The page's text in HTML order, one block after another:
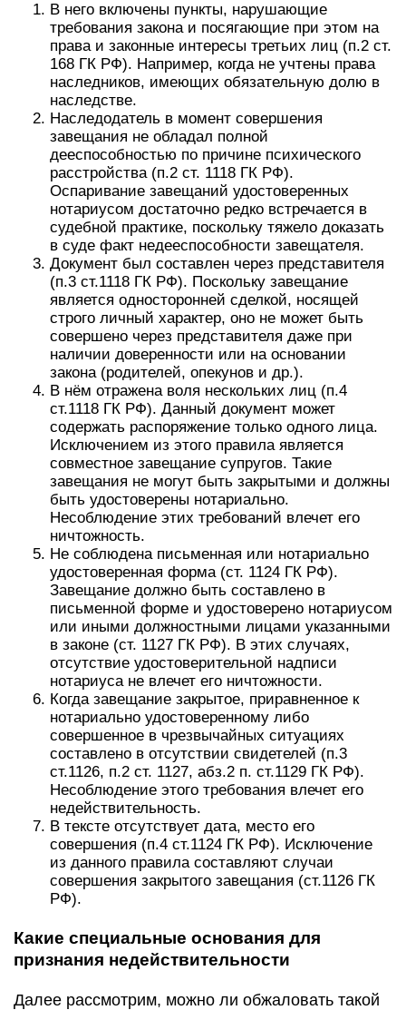
В него включены пункты, нарушающие
требования закона и посягающие при этом на
права и законные интересы третьих лиц (п.2 ст.
168 ГК РФ). Например, когда не учтены права
наследников, имеющих обязательную долю в
наследстве.
Наследодатель в момент совершения
завещания не обладал полной
дееспособностью по причине психического
расстройства (п.2 ст. 1118 ГК РФ).
Оспаривание завещаний удостоверенных
нотариусом достаточно редко встречается в
судебной практике, поскольку тяжело доказать
в суде факт недееспособности завещателя.
Документ был составлен через представителя
(п.3 ст.1118 ГК РФ). Поскольку завещание
является односторонней сделкой, носящей
строго личный характер, оно не может быть
совершено через представителя даже при
наличии доверенности или на основании
закона (родителей, опекунов и др.).
В нём отражена воля нескольких лиц (п.4
ст.1118 ГК РФ). Данный документ может
содержать распоряжение только одного лица.
Исключением из этого правила является
совместное завещание супругов. Такие
завещания не могут быть закрытыми и должны
быть удостоверены нотариально.
Несоблюдение этих требований влечет его
ничтожность.
Не соблюдена письменная или нотариально
удостоверенная форма (ст. 1124 ГК РФ).
Завещание должно быть составлено в
письменной форме и удостоверено нотариусом
или иными должностными лицами указанными
в законе (ст. 1127 ГК РФ). В этих случаях,
отсутствие удостоверительной надписи
нотариуса не влечет его ничтожности.
Когда завещание закрытое, приравненное к
нотариально удостоверенному либо
совершенное в чрезвычайных ситуациях
составлено в отсутствии свидетелей (п.3
ст.1126, п.2 ст. 1127, абз.2 п. ст.1129 ГК РФ).
Несоблюдение этого требования влечет его
недействительность.
В тексте отсутствует дата, место его
совершения (п.4 ст.1124 ГК РФ). Исключение
из данного правила составляют случаи
совершения закрытого завещания (ст.1126 ГК
РФ).
Какие специальные основания для
признания недействительности
Далее рассмотрим, можно ли обжаловать такой